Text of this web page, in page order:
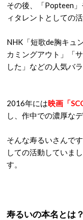
その後、「Popteen
ィタレントとしての活
NHK「短歌de胸キュ
カミングアウト」「
した」などの人気バ
2016年には映画「
し、作中での濃厚な
そんな寿るいさんで
しての活動していま
す。
寿るいの本名とは